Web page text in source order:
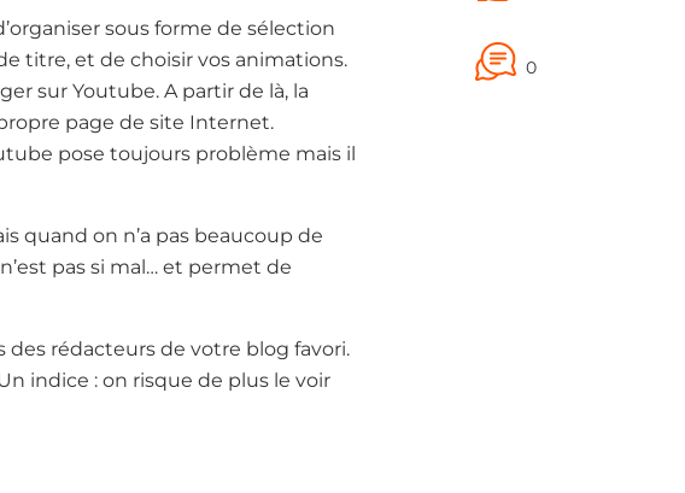
0
sous forme de sélection
titre, et de choisir vos animations.
sur Youtube. A partir de là, la
page de site Internet.
pose toujours problème mais il
quand on n’a pas beaucoup de
pas si mal… et permet de
des rédacteurs de votre blog favori.
indice : on risque de plus le voir